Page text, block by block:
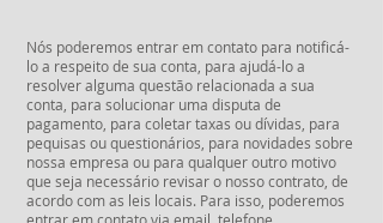
Nós poderemos entrar em contato para notificá-
lo a respeito de sua conta, para ajudá-lo a
resolver alguma questão relacionada a sua
conta, para solucionar uma disputa de
pagamento, para coletar taxas ou dívidas, para
pequisas ou questionários, para novidades sobre
nossa empresa ou para qualquer outro motivo
que seja necessário revisar o nosso contrato, de
acordo com as leis locais. Para isso, poderemos